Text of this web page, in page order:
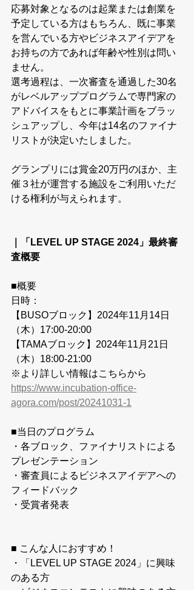
応募対象となるのは起業または創業を
予定している方はもちろん、既に事業
を営んでいる方やビジネスアイデアを
お持ちの方であれば年齢や性別は問い
ません。
選考過程は、一次審査を通過した30名
がレベルアッププログラムで専門家の
アドバイスをもとに事業計画をブラッ
シュアップし、今年は14名のファイナ
リストが決定いたしました。
グランプリには賞金20万円のほか、主
催３社が運営する施設をご利用いただ
ける権利が与えられます。
｜「LEVEL UP STAGE 2024」最終審
査概要
■概要
日時：
【BUSOブロック】2024年11月14日
（木）17:00-20:00
【TAMAブロック】2024年11月21日
（木）18:00-21:00
※より詳しい情報はこちらから
https://www.incubation-office-
agora.com/post/20241031-1
■当日のプログラム
・各ブロック、ファイナリストによる
プレゼンテーション
・審査員によるビジネスアイデアへの
フィードバック
・受賞者発表
■ こんな人におすすめ！
・「LEVEL UP STAGE 2024」に興味
のある方